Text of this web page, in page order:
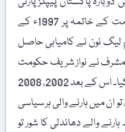
کامیاب ہوئی۔ بے نظیر بھٹو حکومت کے خاتمہ پر 1997ء کے
لیگ نون نے کامیابی حاصل
پرویز مشرف نے نواز شریف حکومت
پر شب خون مارا اور انھیں جلا وطن کیا۔ اس کے بعد 2002، 2008
تو ان میں ہارنے والی ہر سیاسی
والے دھاندلی کا شور تو